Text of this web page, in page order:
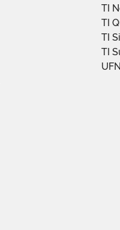
TI
TI
TI
TI